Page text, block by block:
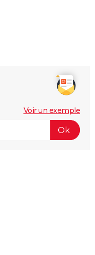
Voir un exemple